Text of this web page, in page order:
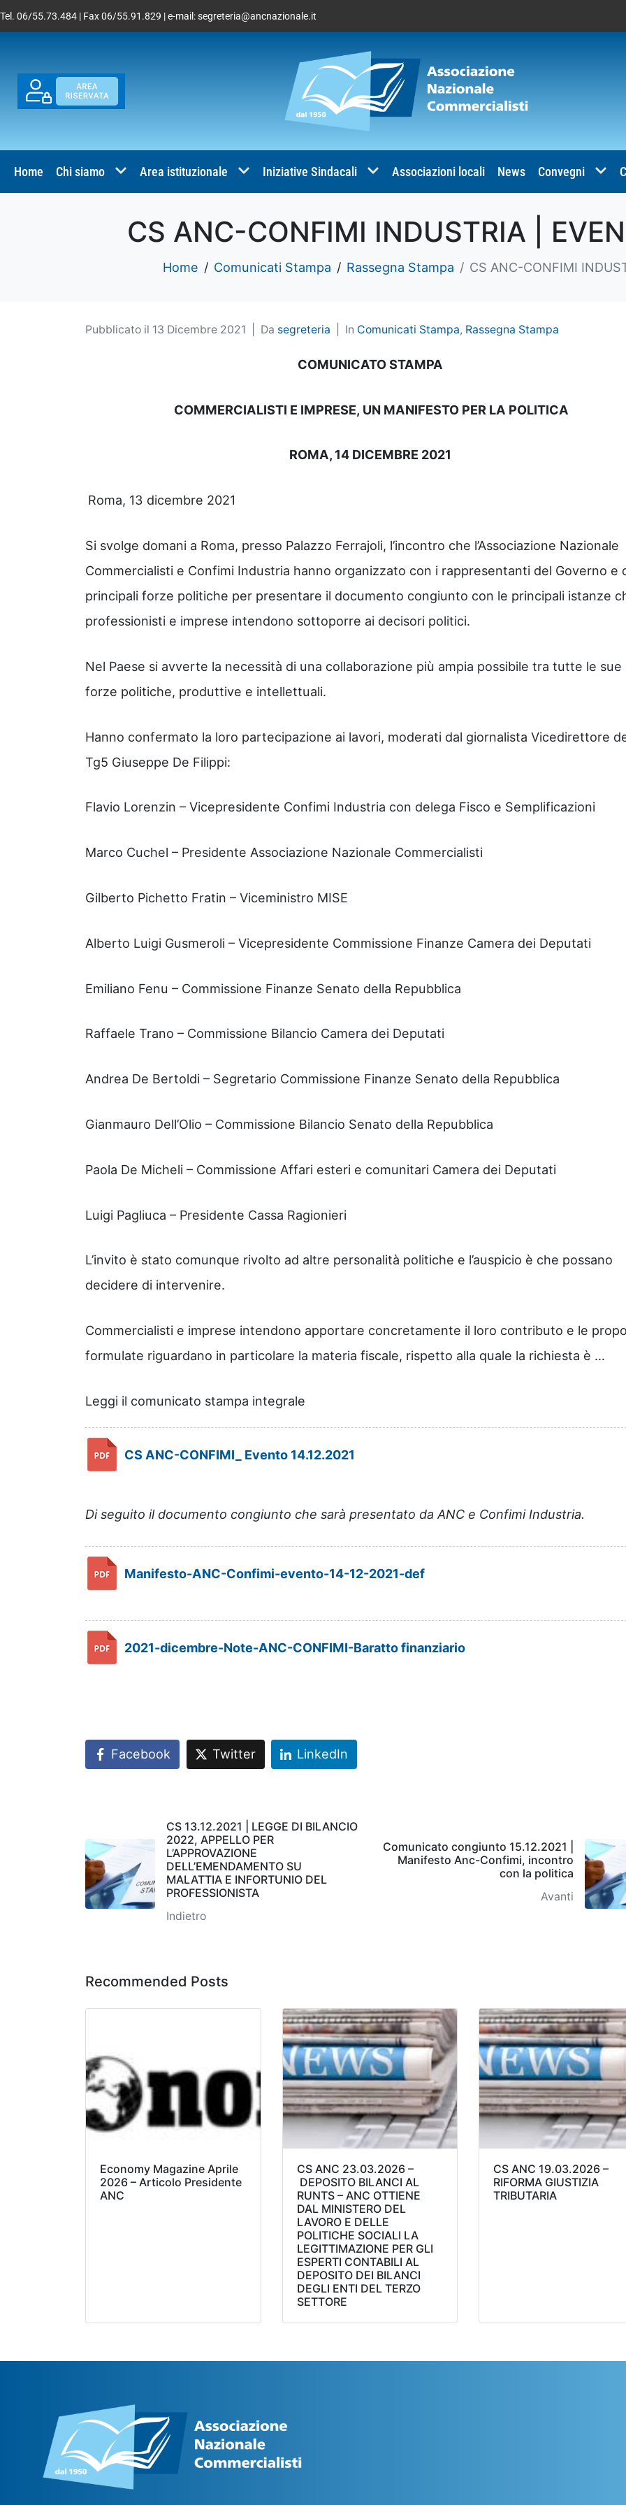
Tel. 06/55.73.484 | Fax 06/55.91.829 | e-mail:segreteria@ancnazionale.it
Home Chi siamo Area istituzionale Iniziative Sindacali Associazioni locali News Convegni
CS ANC-CONFIMI INDUSTRIA |
Home Comunicati Stampa Rassegna Stampa CS ANC-CONFIMI
Pubblicato il 13 Dicembre 2021 Da segreteria In Comunicati Stampa, Rassegna Stampa
COMUNICATO STAMPA
COMMERCIALISTI E IMPRESE, UN MANIFESTO PER LA POLITICA
ROMA, 14 DICEMBRE 2021
Roma, 13 dicembre 2021
Si svolge domani a Roma, presso Palazzo Ferrajoli, l’incontro che l’Associazione Nazionale
Commercialisti e Confimi Industria hanno organizzato con i rappresentanti del Governo e
principali forze politiche per presentare il documento congiunto con le principali istanze
professionisti e imprese intendono sottoporre ai decisori politici.
Nel Paese si avverte la necessità di una collaborazione più ampia possibile tra tutte le sue
forze politiche, produttive e intellettuali.
Hanno confermato la loro partecipazione ai lavori, moderati dal giornalista Vicedirettore
Tg5 Giuseppe De Filippi:
Flavio Lorenzin – Vicepresidente Confimi Industria con delega Fisco e Semplificazioni
Marco Cuchel – Presidente Associazione Nazionale Commercialisti
Gilberto Pichetto Fratin – Viceministro MISE
Alberto Luigi Gusmeroli – Vicepresidente Commissione Finanze Camera dei Deputati
Emiliano Fenu – Commissione Finanze Senato della Repubblica
Raffaele Trano – Commissione Bilancio Camera dei Deputati
Andrea De Bertoldi – Segretario Commissione Finanze Senato della Repubblica
Gianmauro Dell’Olio – Commissione Bilancio Senato della Repubblica
Paola De Micheli – Commissione Affari esteri e comunitari Camera dei Deputati
Luigi Pagliuca – Presidente Cassa Ragionieri
L’invito è stato comunque rivolto ad altre personalità politiche e l’auspicio è che possano
decidere di intervenire.
Commercialisti e imprese intendono apportare concretamente il loro contributo e le
formulate riguardano in particolare la materia fiscale, rispetto alla quale la richiesta è …
Leggi il comunicato stampa integrale
CS ANC-CONFIMI_ Evento 14.12.2021
Di seguito il documento congiunto che sarà presentato da ANC e Confimi Industria.
Manifesto-ANC-Confimi-evento-14-12-2021-def
2021-dicembre-Note-ANC-CONFIMI-Baratto finanziario
Facebook Twitter LinkedIn
CS 13.12.2021 | LEGGE DI BILANCIO
2022, APPELLO PER
L’APPROVAZIONE
DELL’EMENDAMENTO SU
MALATTIA E INFORTUNIO DEL
PROFESSIONISTA
Indietro
Comunicato congiunto 15.12.2021 |
Manifesto Anc-Confimi, incontro
con la politica
Avanti
Recommended Posts
Economy Magazine Aprile
2026 – Articolo Presidente
ANC
CS ANC 23.03.2026 –
DEPOSITO BILANCI AL
RUNTS – ANC OTTIENE
DAL MINISTERO DEL
LAVORO E DELLE
POLITICHE SOCIALI LA
LEGITTIMAZIONE PER GLI
ESPERTI CONTABILI AL
DEPOSITO DEI BILANCI
DEGLI ENTI DEL TERZO
SETTORE
CS ANC 19.03.2026 –
RIFORMA GIUSTIZIA
TRIBUTARIA